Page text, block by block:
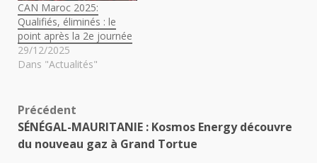
CAN Maroc 2025:
Qualifiés, éliminés : le
point après la 2e journée
29/12/2025
Dans "Actualités"
Navigation
d’article
Précédent
SÉNÉGAL-MAURITANIE : Kosmos Energy découvre
du nouveau gaz à Grand Tortue